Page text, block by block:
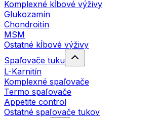
Komplexné kĺbové výživy
Glukozamín
Chondroitín
MSM
Ostatné kĺbové výživy
Spaľovače tuku
L-Karnitín
Komplexné spaľovače
Termo spaľovače
Appetite control
Ostatné spaľovače tukov